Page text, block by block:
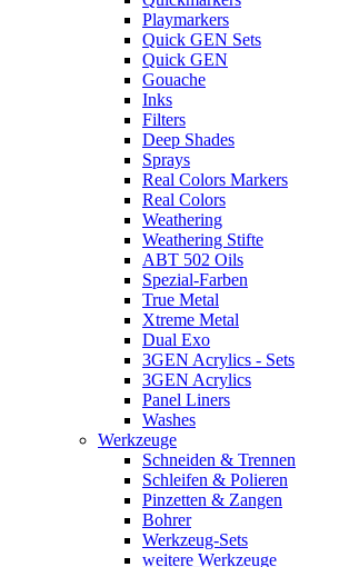
Playmarkers
Quick GEN Sets
Quick GEN
Gouache
Inks
Filters
Deep Shades
Sprays
Real Colors Markers
Real Colors
Weathering
Weathering Stifte
ABT 502 Oils
Spezial-Farben
True Metal
Xtreme Metal
Dual Exo
3GEN Acrylics - Sets
3GEN Acrylics
Panel Liners
Washes
Werkzeuge
Schneiden & Trennen
Schleifen & Polieren
Pinzetten & Zangen
Bohrer
Werkzeug-Sets
weitere Werkzeuge